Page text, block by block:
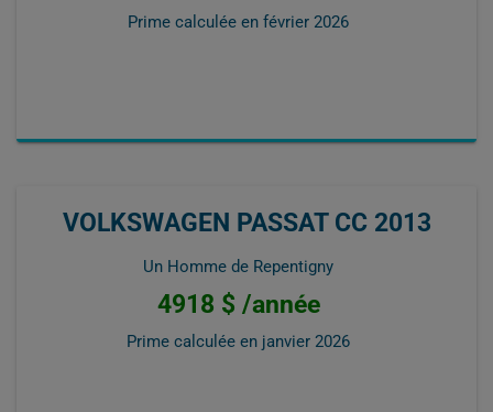
Prime calculée en février 2026
VOLKSWAGEN PASSAT CC 2013
Un Homme de Repentigny
4918 $ /année
Prime calculée en janvier 2026